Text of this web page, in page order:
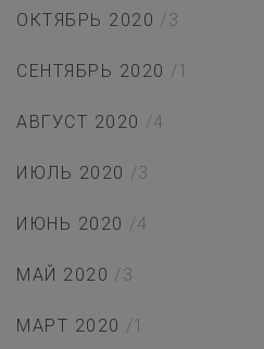
ОКТЯБРЬ 2020 /3
СЕНТЯБРЬ 2020 /1
АВГУСТ 2020 /4
ИЮЛЬ 2020 /3
ИЮНЬ 2020 /4
МАЙ 2020 /3
МАРТ 2020 /1